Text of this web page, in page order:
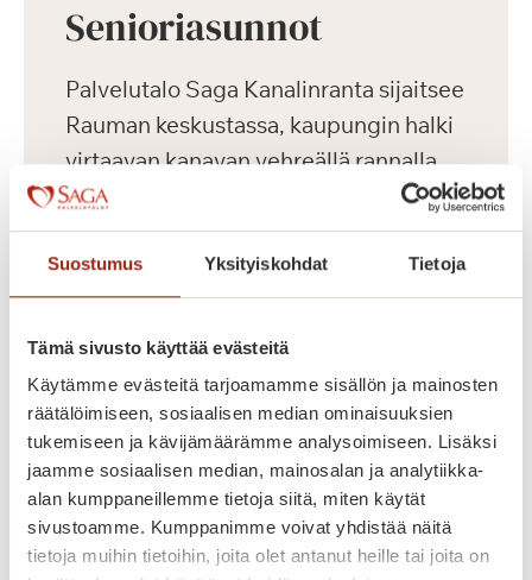
Suostumus Yksityiskohdat Tietoja
Tämä sivusto käyttää evästeitä
Käytämme evästeitä tarjoamamme sisällön ja mainosten
räätälöimiseen, sosiaalisen median ominaisuuksien
tukemiseen ja kävijämäärämme analysoimiseen. Lisäksi
jaamme sosiaalisen median, mainosalan ja analytiikka-
alan kumppaneillemme tietoja siitä, miten käytät
sivustoamme. Kumppanimme voivat yhdistää näitä
tietoja muihin tietoihin, joita olet antanut heille tai joita on
Senioriasunnot
Palvelutalo Saga Kanalinranta sijaitsee
Rauman keskustassa, kaupungin halki
virtaavan kanavan vehreällä rannalla.
Talossa on 80 parvekkeellista kaksiota
ikäihmisille. Saga Kanalinrannan
senioriasunnoissa omatoiminen arki
sujuu ja palvelut ovat lähellä. Saga
Kanalinrannan hyvin varustellut ja
esteettömät senioriasunnot on
suunniteltu ja rakennettu Saga-
palvelutalojen korkeiden
laatukriteerien mukaisesti. Voit
sisustaa kotisi mielesi mukaan omilla
huonekaluillasi. Kauniisti sisustetuissa